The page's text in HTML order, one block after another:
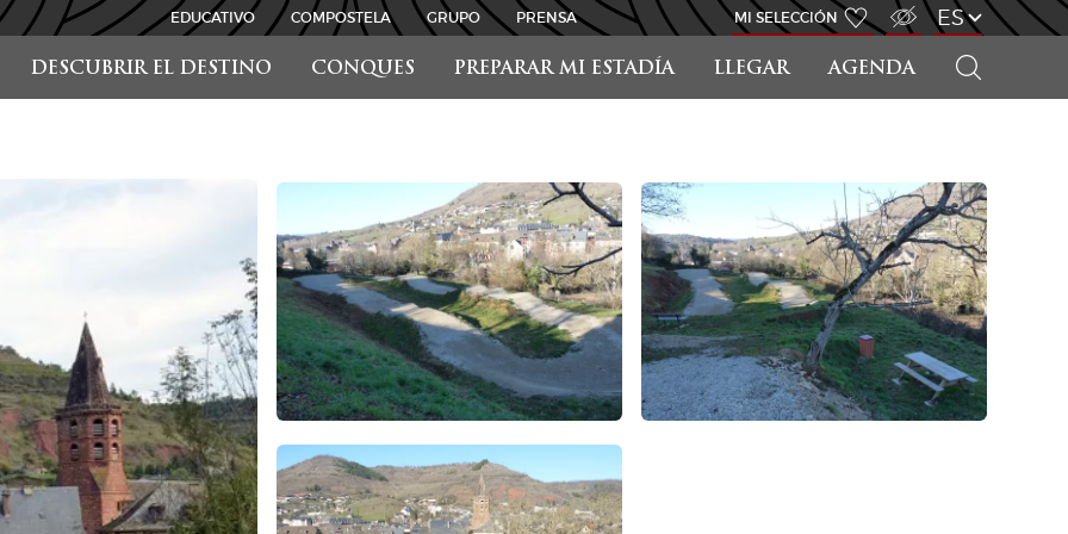
DESCUBRIR EL DESTINO CONQUES PREPARAR MI ESTADÍA LLEGAR AGENDA
EDUCATIVO COMPOSTELA GRUPO PRENSA MI SELECCIÓN ES